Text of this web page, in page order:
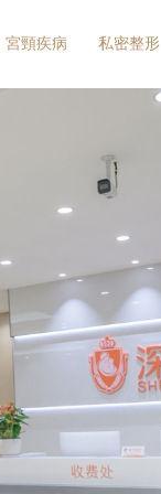
宮頸疾病 私密整形